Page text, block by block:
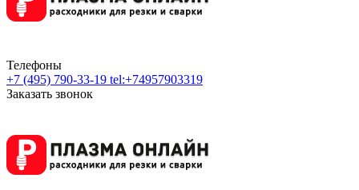
Телефоны
+7 (495) 790-33-19 tel:+74957903319
Заказать звонок